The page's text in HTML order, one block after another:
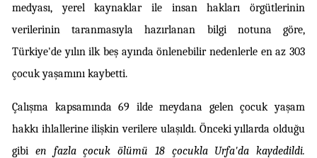
medyası, yerel kaynaklar ile insan hakları örgütlerinin
verilerinin taranmasıyla hazırlanan bilgi notuna göre,
Türkiye'de yılın ilk beş ayında önlenebilir nedenlerle en az 303
çocuk yaşamını kaybetti.
Çalışma kapsamında 69 ilde meydana gelen çocuk yaşam
hakkı ihlallerine ilişkin verilere ulaşıldı. Önceki yıllarda olduğu
gibi